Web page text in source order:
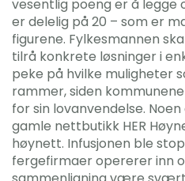
vesentlig poeng er å
er delelig på 20 – som er
figurene. Fylkesmannen
tilrå konkrete løsninger i
peke på hvilke muligheter
rammer, siden
for sin lovanvendelse.
gamle nettbutikk HER
høynett. Infusjonen ble
fergefirmaer opererer inn